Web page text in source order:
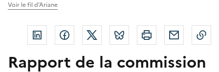
Voir le fil d'Ariane
Linkedin FacebookTwitter Bluesky Imprimer Courriel
Rapport de la commission